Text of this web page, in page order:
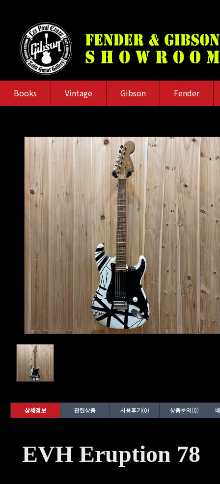
Books Vintage Gibson Fender
상세정보 관련상품 사용후기(0) 상품문의(0)
EVH Eruption 78